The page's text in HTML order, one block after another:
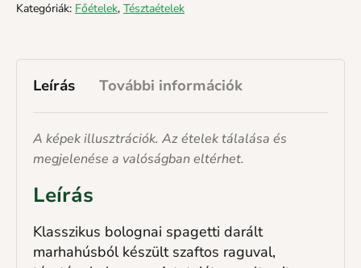
Kategóriák: Főételek, Tésztaételek
Leírás További információk
A képek illusztrációk. Az ételek tálalása és
megjelenése a valóságban eltérhet.
Leírás
Klasszikus bolognai spagetti darált
marhahúsból készült szaftos raguval,